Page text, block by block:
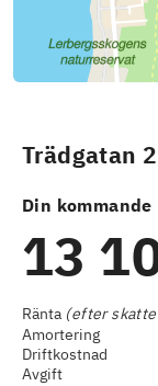
Trädgatan 2
Din
13
Ränta (efter
Amortering
Driftkostnad
Avgift